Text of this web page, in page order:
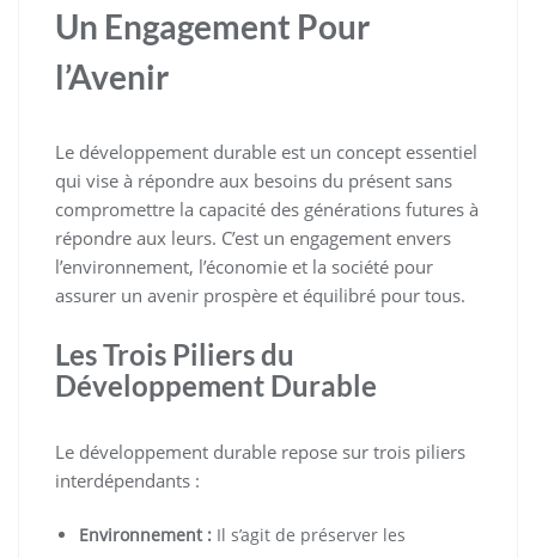
Un Engagement Pour
l’Avenir
Le développement durable est un concept essentiel
qui vise à répondre aux besoins du présent sans
compromettre la capacité des générations futures à
répondre aux leurs. C’est un engagement envers
l’environnement, l’économie et la société pour
assurer un avenir prospère et équilibré pour tous.
Les Trois Piliers du
Développement Durable
Le développement durable repose sur trois piliers
interdépendants :
Environnement : Il s’agit de préserver les